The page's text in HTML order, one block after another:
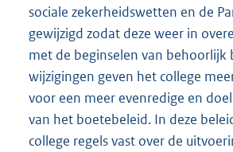
sociale zekerheidswetten en de
gewijzigd zodat deze weer in
met de beginselen van behoorlijk
wijzigingen geven het college
voor een meer evenredige en
van het boetebeleid. In deze
college regels vast over de